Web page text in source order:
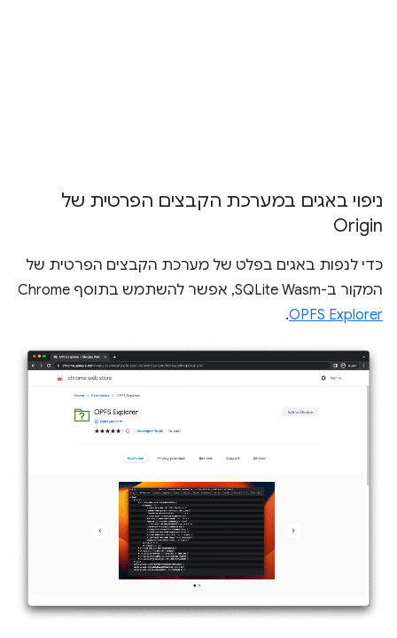
ניפוי באגים במערכת הקבצים הפרטית של
Origin
כדי לנפות באגים בפלט של מערכת הקבצים הפרטית של
המקור ב-SQLite Wasm, אפשר להשתמש בתוסף Chrome‏
OPFS Explorer
.